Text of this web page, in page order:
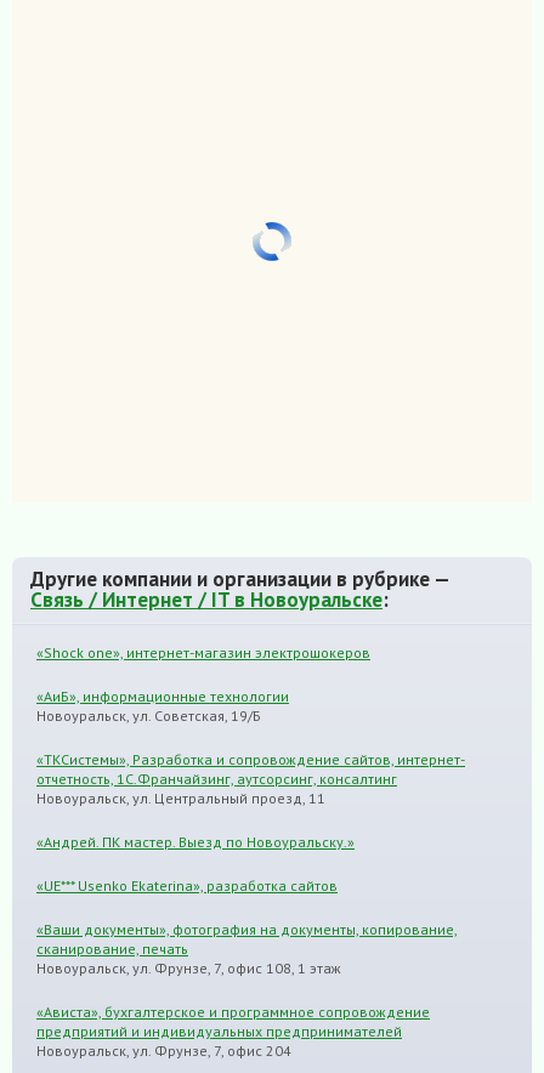
Другие компании и организации в рубрике —
Связь / Интернет / IT в Новоуральске:
«Shock one», интернет-магазин электрошокеров
«АиБ», информационные технологии
Новоуральск, ул. Советская, 19/Б
«TКСистемы», Разработка и сопровождение сайтов, интернет-
отчетность, 1С.Франчайзинг, аутсорсинг, консалтинг
Новоуральск, ул. Центральный проезд, 11
«Андрей. ПК мастер. Выезд по Новоуральску.»
«UE*** Usenko Ekaterina», разработка сайтов
«Ваши документы», фотография на документы, копирование,
сканирование, печать
Новоуральск, ул. Фрунзе, 7, офис 108, 1 этаж
«Ависта», бухгалтерское и программное сопровождение
предприятий и индивидуальных предпринимателей
Новоуральск, ул. Фрунзе, 7, офис 204